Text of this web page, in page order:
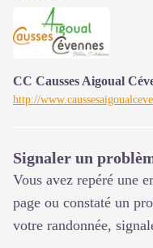
CC Causses Aigoual
http://
Signaler un
Vous avez repéré une
page ou constaté un
votre randonnée,